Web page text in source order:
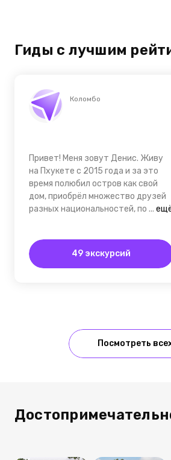
Гиды с лучшим
Коломбо
Привет! Меня зовут Денис. Живу
на Пхукете с 2015 года и за это
время полюбил остров как свой
дом, приобрёл множество друзей
разных национальностей, по ...
49 экскурсий
Посмотреть